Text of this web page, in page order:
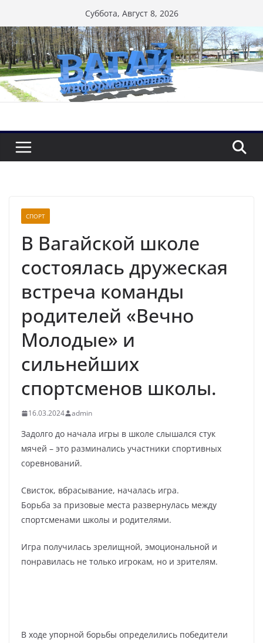
к
содержимому
Суббота, Август 8, 2026
СПОРТ
В Вагайской школе
состоялась дружеская
встреча команды
родителей «Вечно
Молодые» и
сильнейших
спортсменов школы.
16.03.2024 admin
Задолго до начала игры в школе слышался стук
мячей – это разминались участники спортивных
соревнований.
Свисток, вбрасывание, началась игра.
Борьба за призовые места развернулась между
спортсменами школы и родителями.
Игра получилась зрелищной, эмоциональной и
понравилась не только игрокам, но и зрителям.
В ходе упорной борьбы определились победители